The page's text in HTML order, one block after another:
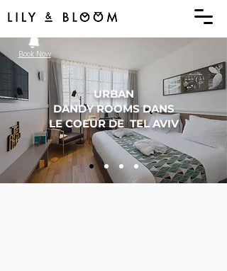
menu
Book Now
URBAN
DANDY ROOMS DANS
LE COEUR DE TEL AVIV